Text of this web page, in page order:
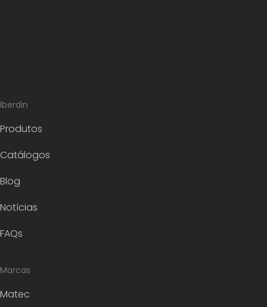
Iberdin
Produtos
Catálogos
Blog
Notícias
FAQs
Marcas
Matec